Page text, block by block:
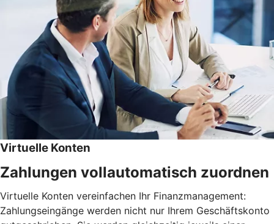
Virtuelle Konten
Zahlungen vollautomatisch zuordnen
Virtuelle Konten vereinfachen Ihr Finanzmanagement:
Zahlungseingänge werden nicht nur Ihrem Geschäftskonto